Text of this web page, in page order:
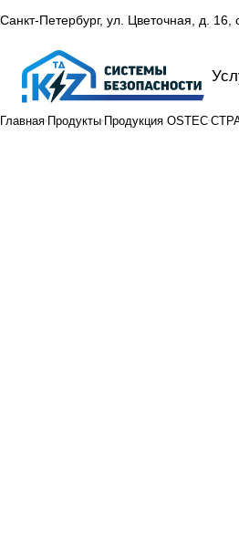
Санкт-Петербург, ул. Цветочная, д. 16,
Главная Продукты Продукция OSTEC